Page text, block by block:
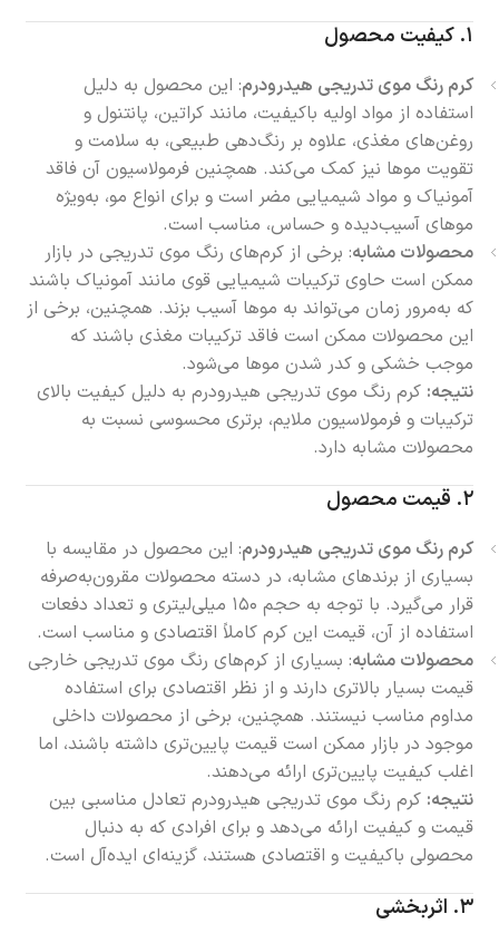
۱. کیفیت محصول
کرم رنگ موی تدریجی هیدرودرم: این محصول به دلیل
استفاده از مواد اولیه باکیفیت، مانند کراتین، پانتنول و
روغن‌های مغذی، علاوه بر رنگ‌دهی طبیعی، به سلامت و
تقویت موها نیز کمک می‌کند. همچنین فرمولاسیون آن فاقد
آمونیاک و مواد شیمیایی مضر است و برای انواع مو، به‌ویژه
موهای آسیب‌دیده و حساس، مناسب است.
محصولات مشابه: برخی از کرم‌های رنگ موی تدریجی در بازار
ممکن است حاوی ترکیبات شیمیایی قوی مانند آمونیاک باشند
که به‌مرور زمان می‌تواند به موها آسیب بزند. همچنین، برخی از
این محصولات ممکن است فاقد ترکیبات مغذی باشند که
موجب خشکی و کدر شدن موها می‌شود.
نتیجه: کرم رنگ موی تدریجی هیدرودرم به دلیل کیفیت بالای
ترکیبات و فرمولاسیون ملایم، برتری محسوسی نسبت به
محصولات مشابه دارد.
۲. قیمت محصول
کرم رنگ موی تدریجی هیدرودرم: این محصول در مقایسه با
بسیاری از برندهای مشابه، در دسته محصولات مقرون‌به‌صرفه
قرار می‌گیرد. با توجه به حجم ۱۵۰ میلی‌لیتری و تعداد دفعات
استفاده از آن، قیمت این کرم کاملاً اقتصادی و مناسب است.
محصولات مشابه: بسیاری از کرم‌های رنگ موی تدریجی خارجی
قیمت بسیار بالاتری دارند و از نظر اقتصادی برای استفاده
مداوم مناسب نیستند. همچنین، برخی از محصولات داخلی
موجود در بازار ممکن است قیمت پایین‌تری داشته باشند، اما
اغلب کیفیت پایین‌تری ارائه می‌دهند.
نتیجه: کرم رنگ موی تدریجی هیدرودرم تعادل مناسبی بین
قیمت و کیفیت ارائه می‌دهد و برای افرادی که به دنبال
محصولی باکیفیت و اقتصادی هستند، گزینه‌ای ایده‌آل است.
۳. اثربخشی